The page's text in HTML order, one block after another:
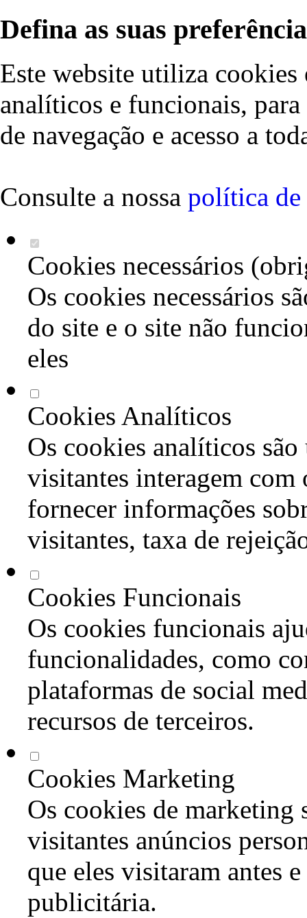
Defina as suas
Este website utiliza cookies
analíticos e funcionais,
de navegação e acesso a
Consulte a nossa política de
Cookies necessários
Os cookies necessários
do site e o site não
eles
Cookies Analíticos
Os cookies analíticos são
visitantes interagem com
fornecer informações
visitantes, taxa de
Cookies Funcionais
Os cookies funcionais
funcionalidades, como
plataformas de social
recursos de terceiros.
Cookies Marketing
Os cookies de marketing
visitantes anúncios
que eles visitaram antes
publicitária.